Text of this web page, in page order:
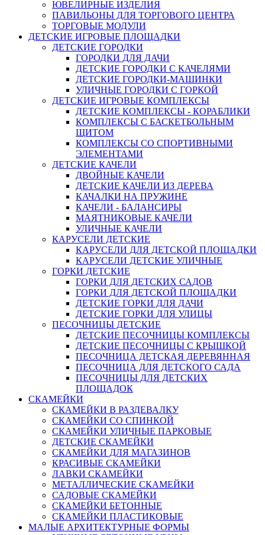
ЮВЕЛИРНЫЕ ИЗДЕЛИЯ
ПАВИЛЬОНЫ ДЛЯ ТОРГОВОГО ЦЕНТРА
ТОРГОВЫЕ МОДУЛИ
ДЕТСКИЕ ИГРОВЫЕ ПЛОЩАДКИ
ДЕТСКИЕ ГОРОДКИ
ГОРОДКИ ДЛЯ ДАЧИ
ДЕТСКИЕ ГОРОДКИ С КАЧЕЛЯМИ
ДЕТСКИЕ ГОРОДКИ-МАШИНКИ
УЛИЧНЫЕ ГОРОДКИ С ГОРКОЙ
ДЕТСКИЕ ИГРОВЫЕ КОМПЛЕКСЫ
ДЕТСКИЕ КОМПЛЕКСЫ - КОРАБЛИКИ
КОМПЛЕКСЫ С БАСКЕТБОЛЬНЫМ
ЩИТОМ
КОМПЛЕКСЫ СО СПОРТИВНЫМИ
ЭЛЕМЕНТАМИ
ДЕТСКИЕ КАЧЕЛИ
ДВОЙНЫЕ КАЧЕЛИ
ДЕТСКИЕ КАЧЕЛИ ИЗ ДЕРЕВА
КАЧАЛКИ НА ПРУЖИНЕ
КАЧЕЛИ - БАЛАНСИРЫ
МАЯТНИКОВЫЕ КАЧЕЛИ
УЛИЧНЫЕ КАЧЕЛИ
КАРУСЕЛИ ДЕТСКИЕ
КАРУСЕЛИ ДЛЯ ДЕТСКОЙ ПЛОЩАДКИ
КАРУСЕЛИ ДЕТСКИЕ УЛИЧНЫЕ
ГОРКИ ДЕТСКИЕ
ГОРКИ ДЛЯ ДЕТСКИХ САДОВ
ГОРКИ ДЛЯ ДЕТСКОЙ ПЛОЩАДКИ
ДЕТСКИЕ ГОРКИ ДЛЯ ДАЧИ
ДЕТСКИЕ ГОРКИ ДЛЯ УЛИЦЫ
ПЕСОЧНИЦЫ ДЕТСКИЕ
ДЕТСКИЕ ПЕСОЧНИЦЫ КОМПЛЕКСЫ
ДЕТСКИЕ ПЕСОЧНИЦЫ С КРЫШКОЙ
ПЕСОЧНИЦА ДЕТСКАЯ ДЕРЕВЯННАЯ
ПЕСОЧНИЦА ДЛЯ ДЕТСКОГО САДА
ПЕСОЧНИЦЫ ДЛЯ ДЕТСКИХ
ПЛОЩАДОК
СКАМЕЙКИ
СКАМЕЙКИ В РАЗДЕВАЛКУ
СКАМЕЙКИ СО СПИНКОЙ
СКАМЕЙКИ УЛИЧНЫЕ ПАРКОВЫЕ
ДЕТСКИЕ СКАМЕЙКИ
СКАМЕЙКИ ДЛЯ МАГАЗИНОВ
КРАСИВЫЕ СКАМЕЙКИ
ЛАВКИ СКАМЕЙКИ
МЕТАЛЛИЧЕСКИЕ СКАМЕЙКИ
САДОВЫЕ СКАМЕЙКИ
СКАМЕЙКИ БЕТОННЫЕ
СКАМЕЙКИ ПЛАСТИКОВЫЕ
МАЛЫЕ АРХИТЕКТУРНЫЕ ФОРМЫ